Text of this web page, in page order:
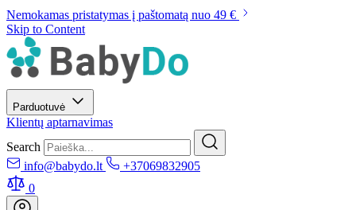
Nemokamas pristatymas į paštomatą nuo 49 €
Skip to Content
Parduotuvė
Klientų aptarnavimas
Search
info@babydo.lt
+37069832905
0